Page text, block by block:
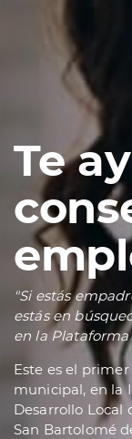
Te
"Si estás
estás en
en la
Este es el
municipal, en la
Desarrollo
San Bartolomé